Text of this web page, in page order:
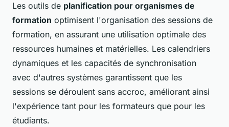
Les outils de planification pour organismes de
formation optimisent l'organisation des sessions de
formation, en assurant une utilisation optimale des
ressources humaines et matérielles. Les calendriers
dynamiques et les capacités de synchronisation
avec d'autres systèmes garantissent que les
sessions se déroulent sans accroc, améliorant ainsi
l'expérience tant pour les formateurs que pour les
étudiants.